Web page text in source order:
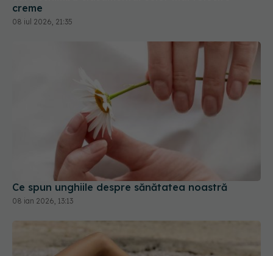
Ce spun unghiile despre sănătatea noastră
08 ian 2026, 13:13